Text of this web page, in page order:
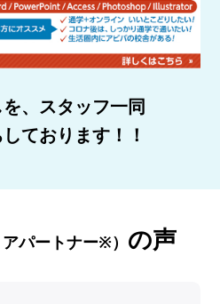
、スタッフ一同
ております！！
パートナー※） の声